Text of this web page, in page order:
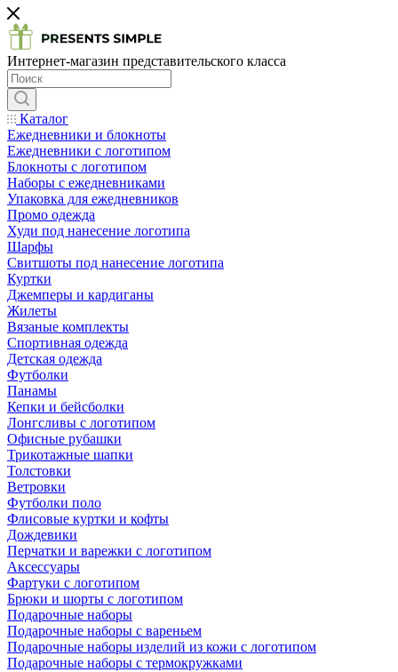
Интернет-магазин представительского класса
Каталог
Ежедневники и блокноты
Ежедневники с логотипом
Блокноты с логотипом
Наборы с ежедневниками
Упаковка для ежедневников
Промо одежда
Худи под нанесение логотипа
Шарфы
Свитшоты под нанесение логотипа
Куртки
Джемперы и кардиганы
Жилеты
Вязаные комплекты
Спортивная одежда
Детская одежда
Футболки
Панамы
Кепки и бейсболки
Лонгсливы с логотипом
Офисные рубашки
Трикотажные шапки
Толстовки
Ветровки
Футболки поло
Флисовые куртки и кофты
Дождевики
Перчатки и варежки с логотипом
Аксессуары
Фартуки с логотипом
Брюки и шорты с логотипом
Подарочные наборы
Подарочные наборы с вареньем
Подарочные наборы изделий из кожи с логотипом
Подарочные наборы с термокружками